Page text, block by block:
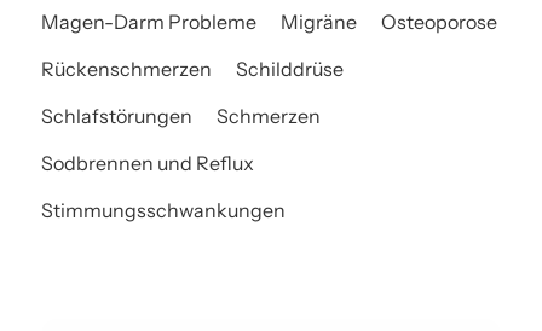
Magen-Darm Probleme
Migräne
Osteoporose
Rückenschmerzen
Schilddrüse
Schlafstörungen
Schmerzen
Sodbrennen und Reflux
Stimmungsschwankungen
Hautpflege bei Diabetes: Worauf Betroffene achten
17. Juni 2024